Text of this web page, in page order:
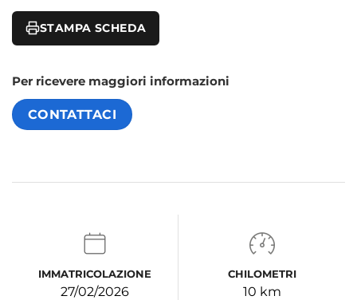
STAMPA SCHEDA
Per ricevere maggiori informazioni
CONTATTACI
IMMATRICOLAZIONE
27/02/2026
CHILOMETRI
10 km